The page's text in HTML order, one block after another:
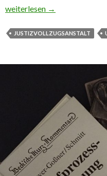
Recht: Urteil gegen
weiterlesen →
JUSTIZVOLLZUGSANSTALT